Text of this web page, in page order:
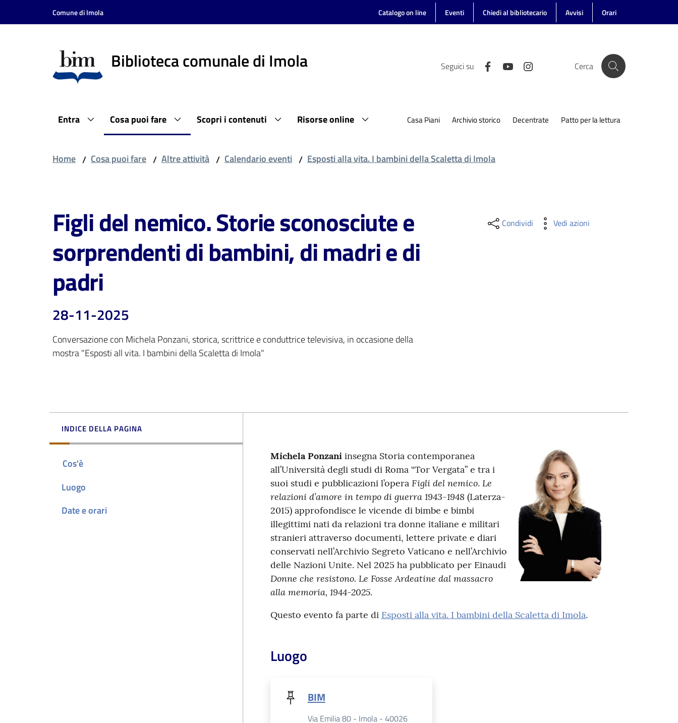
Vai al contenuto
Vai alla navigazione
Comune di Imola Catalogo on line Eventi Chiedi al bibliotecario Avvisi Orari
Biblioteca comunale di Imola Seguici su Cerca
Entra Cosa puoi fare Scopri i contenuti Risorse online Casa Piani Archivio storico Decentrate Patto per la lettura
Home / Cosa puoi fare / Altre attività / Calendario eventi / Esposti alla vita. I bambini della Scaletta di Imola
Figli del nemico. Storie sconosciute e
sorprendenti di bambini, di madri e di
padri
28-11-2025
Conversazione con Michela Ponzani, storica, scrittrice e conduttrice televisiva, in occasione della
mostra "Esposti all vita. I bambini della Scaletta di Imola"
Condividi Vedi azioni
INDICE DELLA PAGINA
Cos'è
Luogo
Date e orari
Michela Ponzaniinsegna Storia contemporanea
all’Università degli studi di Roma “Tor Vergata” e tra i
suoi studi e pubblicazioni l’opera Figli del nemico. Le
relazioni d’amore in tempo di guerra 1943-1948 (Laterza-
2015) approfondisce le vicende di bimbe e bimbi
illegittimi nati da relazioni tra donne italiane e militari
stranieri attraverso documenti, lettere private e diari
conservati nell’Archivio Segreto Vaticano e nell’Archivio
delle Nazioni Unite. Nel 2025 ha pubblicato per Einaudi
Donne che resistono. Le Fosse Ardeatine dal massacro
alla memoria, 1944-2025.
Questo evento fa parte di Esposti alla vita. I bambini della Scaletta di Imola.
Luogo
BIM
Via Emilia 80 - Imola - 40026